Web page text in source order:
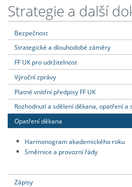
Strategie a další
Bezpečnost
Strategické a dlouhodobé záměry
FF UK pro udržitelnost
Výroční zprávy
Platné vnitřní předpisy FF UK
Rozhodnutí a sdělení děkana, opatření a
Opatření děkana
Harmonogram akademického roku
Směrnice a provozní řády
Zápisy